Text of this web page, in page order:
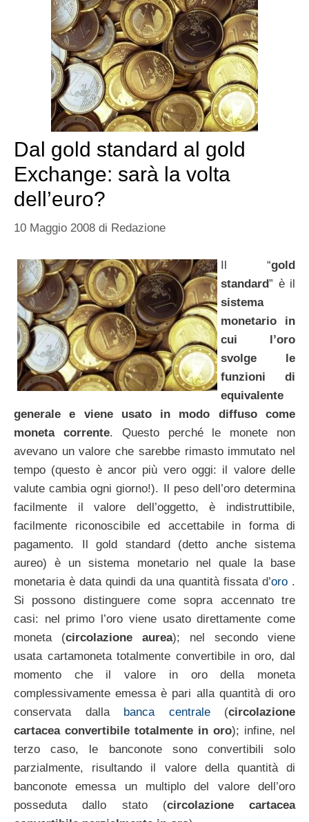
Dal gold standard al gold
Exchange: sarà la volta
dell’euro?
10 Maggio 2008 di Redazione
Il “gold
standard” è il
sistema
monetario in
cui l’oro
svolge le
funzioni di
equivalente
generale e viene usato in modo diffuso come
moneta corrente. Questo perché le monete non
avevano un valore che sarebbe rimasto immutato nel
tempo (questo è ancor più vero oggi: il valore delle
valute cambia ogni giorno!). Il peso dell’oro determina
facilmente il valore dell’oggetto, è indistruttibile,
facilmente riconoscibile ed accettabile in forma di
pagamento. Il gold standard (detto anche sistema
aureo) è un sistema monetario nel quale la base
monetaria è data quindi da una quantità fissata d’oro .
Si possono distinguere come sopra accennato tre
casi: nel primo l’oro viene usato direttamente come
moneta (circolazione aurea); nel secondo viene
usata cartamoneta totalmente convertibile in oro, dal
momento che il valore in oro della moneta
complessivamente emessa è pari alla quantità di oro
conservata dallabanca centrale(circolazione
cartacea convertibile totalmente in oro); infine, nel
terzo caso, le banconote sono convertibili solo
parzialmente, risultando il valore della quantità di
banconote emessa un multiplo del valore dell’oro
posseduta dallo stato (circolazione cartacea